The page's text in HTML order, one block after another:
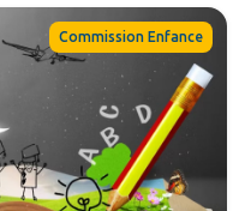
Commission Enfance